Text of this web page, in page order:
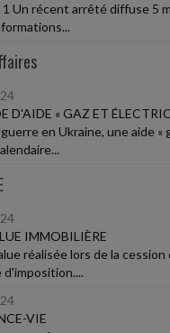
1 Un récent arrêté diffuse 5
D'AIDE « GAZ ET
en Ukraine, une aide
IMMOBILIÈRE
réalisée lors de la
d'imposition....
VIE